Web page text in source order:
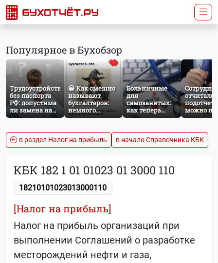
Популярное в Бухобзор
Трудоустройство
без паспорта
РФ: допустима
ли замена на
загранпаспорт?
😁 Как смешно
называют
бухгалтеров:
немного
профессионального
Больничные
для
самозанятых:
как теперь
работает
социальное
страхование по
НПД
подотчет:
можно ли
удержать
в раздел Налог на прибыль
в начало Справочника КБК
КБК 182 1 01 01023 01 3000 110
18210101023013000110
[Налог на прибыль]
Налог на прибыль организаций при
выполнении Соглашений о разработке
месторождений нефти и газа,